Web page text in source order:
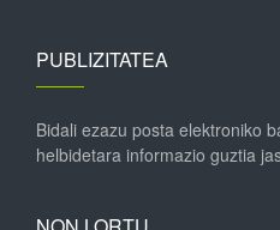
PUBLIZITATEA
Bidali ezazu posta elektroniko
helbidetara informazio guztia